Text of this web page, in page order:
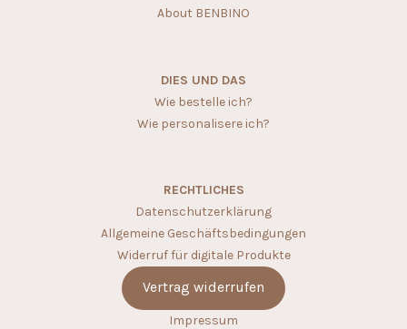
About BENBINO
DIES UND DAS
Wie bestelle ich?
Wie personalisere ich?
RECHTLICHES
Datenschutzerklärung
Allgemeine Geschäftsbedingungen
Widerruf für digitale Produkte
Vertrag widerrufen
Impressum